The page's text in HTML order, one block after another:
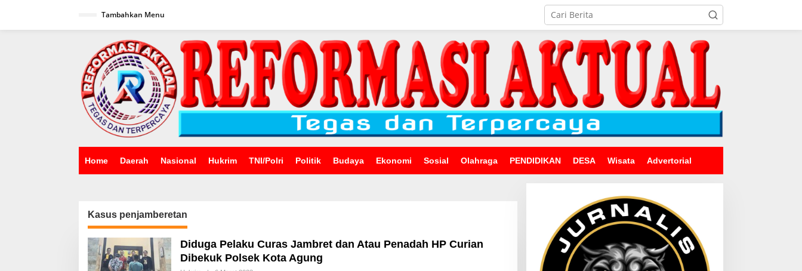
Tambahkan Menu
Home Daerah Nasional Hukrim TNI/Polri Politik Budaya Ekonomi Sosial Olahraga PENDIDIKAN DESA Wisata Advertorial
Kasus penjamberetan
Diduga Pelaku Curas Jambret dan Atau Penadah HP Curian
Dibekuk Polsek Kota Agung